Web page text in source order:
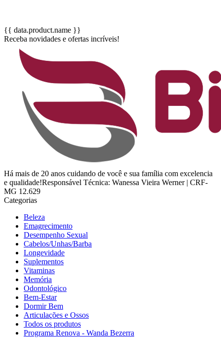
{{ data.product.name }}
Receba novidades e ofertas incríveis!
Há mais de 20 anos cuidando de você e sua família com excelencia
e qualidade!Responsável Técnica: Wanessa Vieira Werner | CRF-
MG 12.629
Categorias
Beleza
Emagrecimento
Desempenho Sexual
Cabelos/Unhas/Barba
Longevidade
Suplementos
Vitaminas
Memória
Odontológico
Bem-Estar
Dormir Bem
Articulações e Ossos
Todos os produtos
Programa Renova - Wanda Bezerra